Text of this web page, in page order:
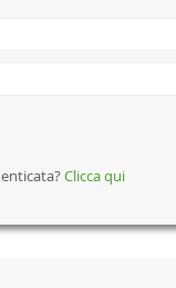
Clicca qui